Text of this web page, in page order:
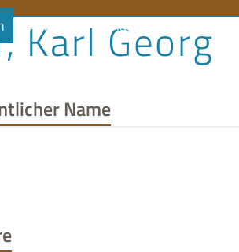
Literaturlandschaft
Karl Georg
Name